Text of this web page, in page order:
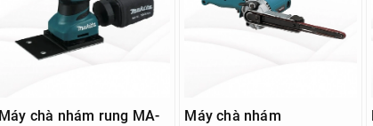
Máy chà nhám rung MA-
Máy chà nhám